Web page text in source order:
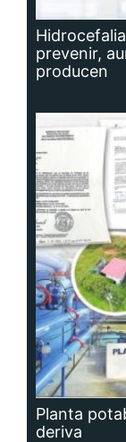
prevenir,
producen
Planta
deriva